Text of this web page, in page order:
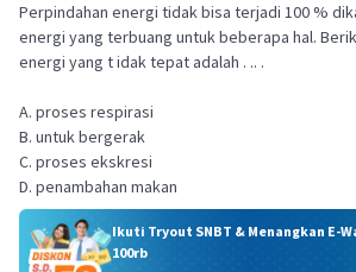
Perpindahan energi tidak bisa terjadi 100 %
energi yang terbuang untuk beberapa hal.
energi yang t idak tepat adalah . .. .
A. proses respirasi
B. untuk bergerak
C. proses ekskresi
D. penambahan makan
Ikuti Tryout SNBT & Menangkan E-
100rb